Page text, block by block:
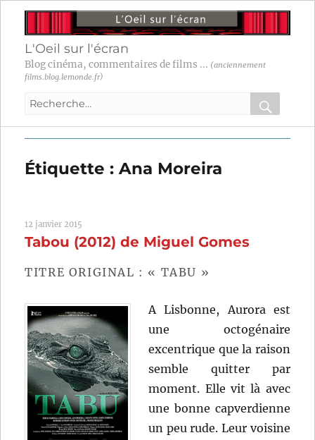
L'Oeil sur l'écran
Blog cinéma, commentaires de films ... (anciennement
films.blog.lemonde.fr)
Recherche
:
OK
Étiquette :Ana Moreira
12 janvier 2015
Tabou (2012) de Miguel Gomes
TITRE ORIGINAL : « TABU »
A Lisbonne, Aurora est
une octogénaire
excentrique que la raison
semble quitter par
moment. Elle vit là avec
une bonne capverdienne
un peu rude. Leur voisine